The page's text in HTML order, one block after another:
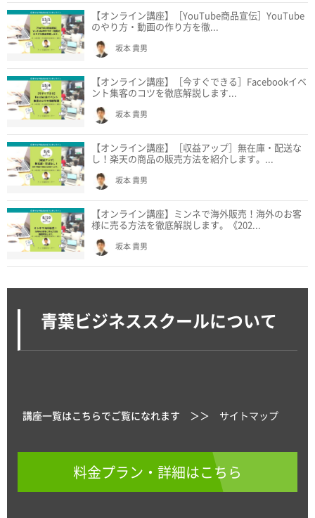
【オンライン講座】［YouTube商品宣伝］YouTube
のやり方・動画の作り方を徹...
坂本 貴男
【オンライン講座】［今すぐできる］Facebookイベ
ント集客のコツを徹底解説します...
坂本 貴男
【オンライン講座】［収益アップ］無在庫・配送な
し！楽天の商品の販売方法を紹介します。...
坂本 貴男
【オンライン講座】ミンネで海外販売！海外のお客
様に売る方法を徹底解説します。《202...
坂本 貴男
青葉ビジネススクールについて
講座一覧はこちらでご覧になれます ＞＞ サイトマップ
料金プラン・詳細はこちら